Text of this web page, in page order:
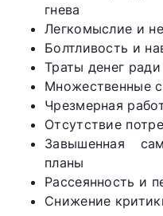
гнева
Легкомыслие и
Болтливость и
Траты денег
Множественные
Чрезмерная
Отсутствие
Завышенная
планы
Рассеянность и
Снижение